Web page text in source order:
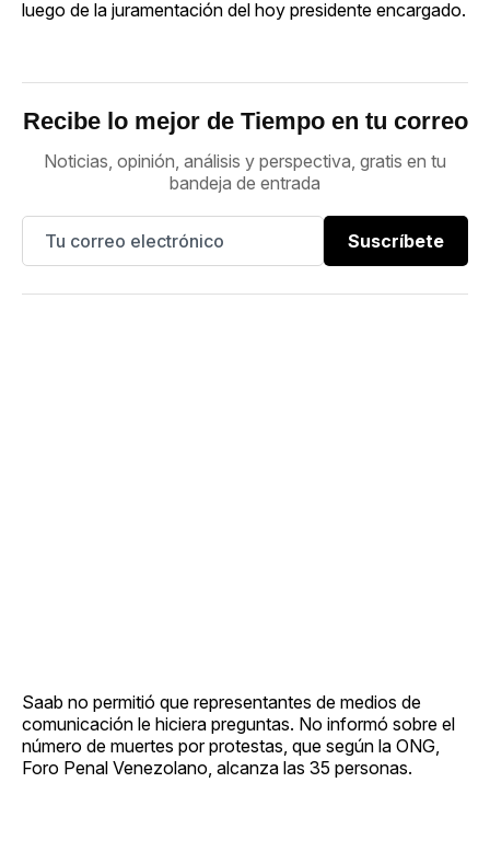
luego de la juramentación del hoy presidente encargado.
Recibe lo mejor de Tiempo en tu correo
Noticias, opinión, análisis y perspectiva, gratis en tu
bandeja de entrada
Suscríbete
Saab no permitió que representantes de medios de
comunicación le hiciera preguntas. No informó sobre el
número de muertes por protestas, que según la ONG,
Foro Penal Venezolano, alcanza las 35 personas.